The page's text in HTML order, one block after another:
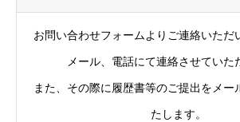
お問い合わせフォームよりご連絡いただ
メール、電話にて連絡させていた
また、その際に履歴書等のご提出をメー
たします。